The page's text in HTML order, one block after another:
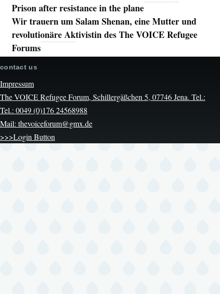
Prison after resistance in the plane
Wir trauern um Salam Shenan, eine Mutter und
revolutionäre Aktivistin des The VOICE Refugee
Forums
contact us
Impressum
The VOICE Refugee Forum, Schillergäßchen 5, 07746 Jena. Tel.:
Tel.: 0049 (0)176 24568988
Mail: thevoiceforum@gmx.de
>>>Login Button